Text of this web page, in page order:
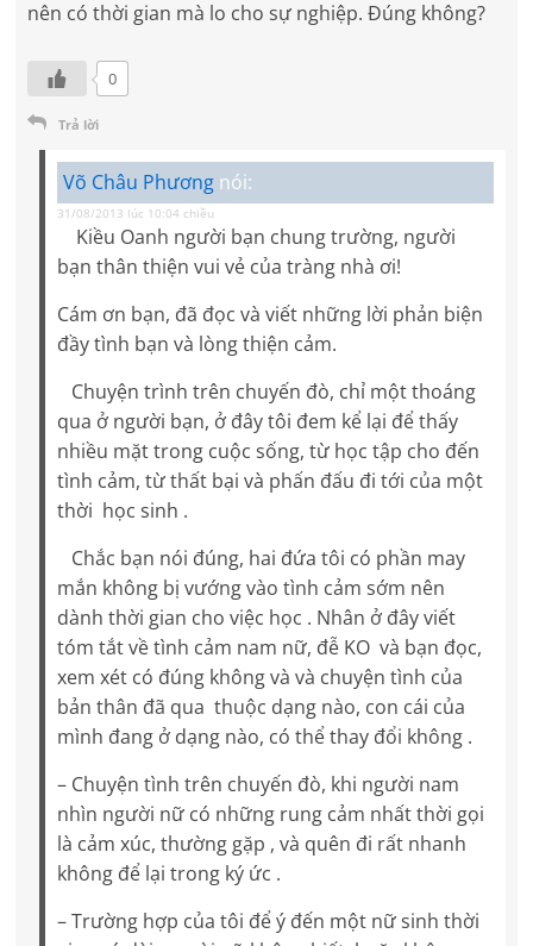
nên có thời gian mà lo cho sự nghiệp. Đúng không?
0
Trả lời
Võ Châu Phương nói:
31/08/2013 lúc 10:04 chiều
Kiều Oanh người bạn chung trường, người
bạn thân thiện vui vẻ của tràng nhà ơi!
Cám ơn bạn, đã đọc và viết những lời phản biện
đầy tình bạn và lòng thiện cảm.
Chuyện trình trên chuyến đò, chỉ một thoáng
qua ở người bạn, ở đây tôi đem kể lại để thấy
nhiều mặt trong cuộc sống, từ học tập cho đến
tình cảm, từ thất bại và phấn đấu đi tới của một
thời học sinh .
Chắc bạn nói đúng, hai đứa tôi có phần may
mắn không bị vướng vào tình cảm sớm nên
dành thời gian cho việc học . Nhân ở đây viết
tóm tắt về tình cảm nam nữ, đễ KO và bạn đọc,
xem xét có đúng không và và chuyện tình của
bản thân đã qua thuộc dạng nào, con cái của
mình đang ở dạng nào, có thể thay đổi không .
– Chuyện tình trên chuyến đò, khi người nam
nhìn người nữ có những rung cảm nhất thời gọi
là cảm xúc, thường gặp , và quên đi rất nhanh
không để lại trong ký ức .
– Trường hợp của tôi để ý đến một nữ sinh thời